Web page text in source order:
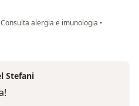
Consulta alergia e imunologia •
Stefani